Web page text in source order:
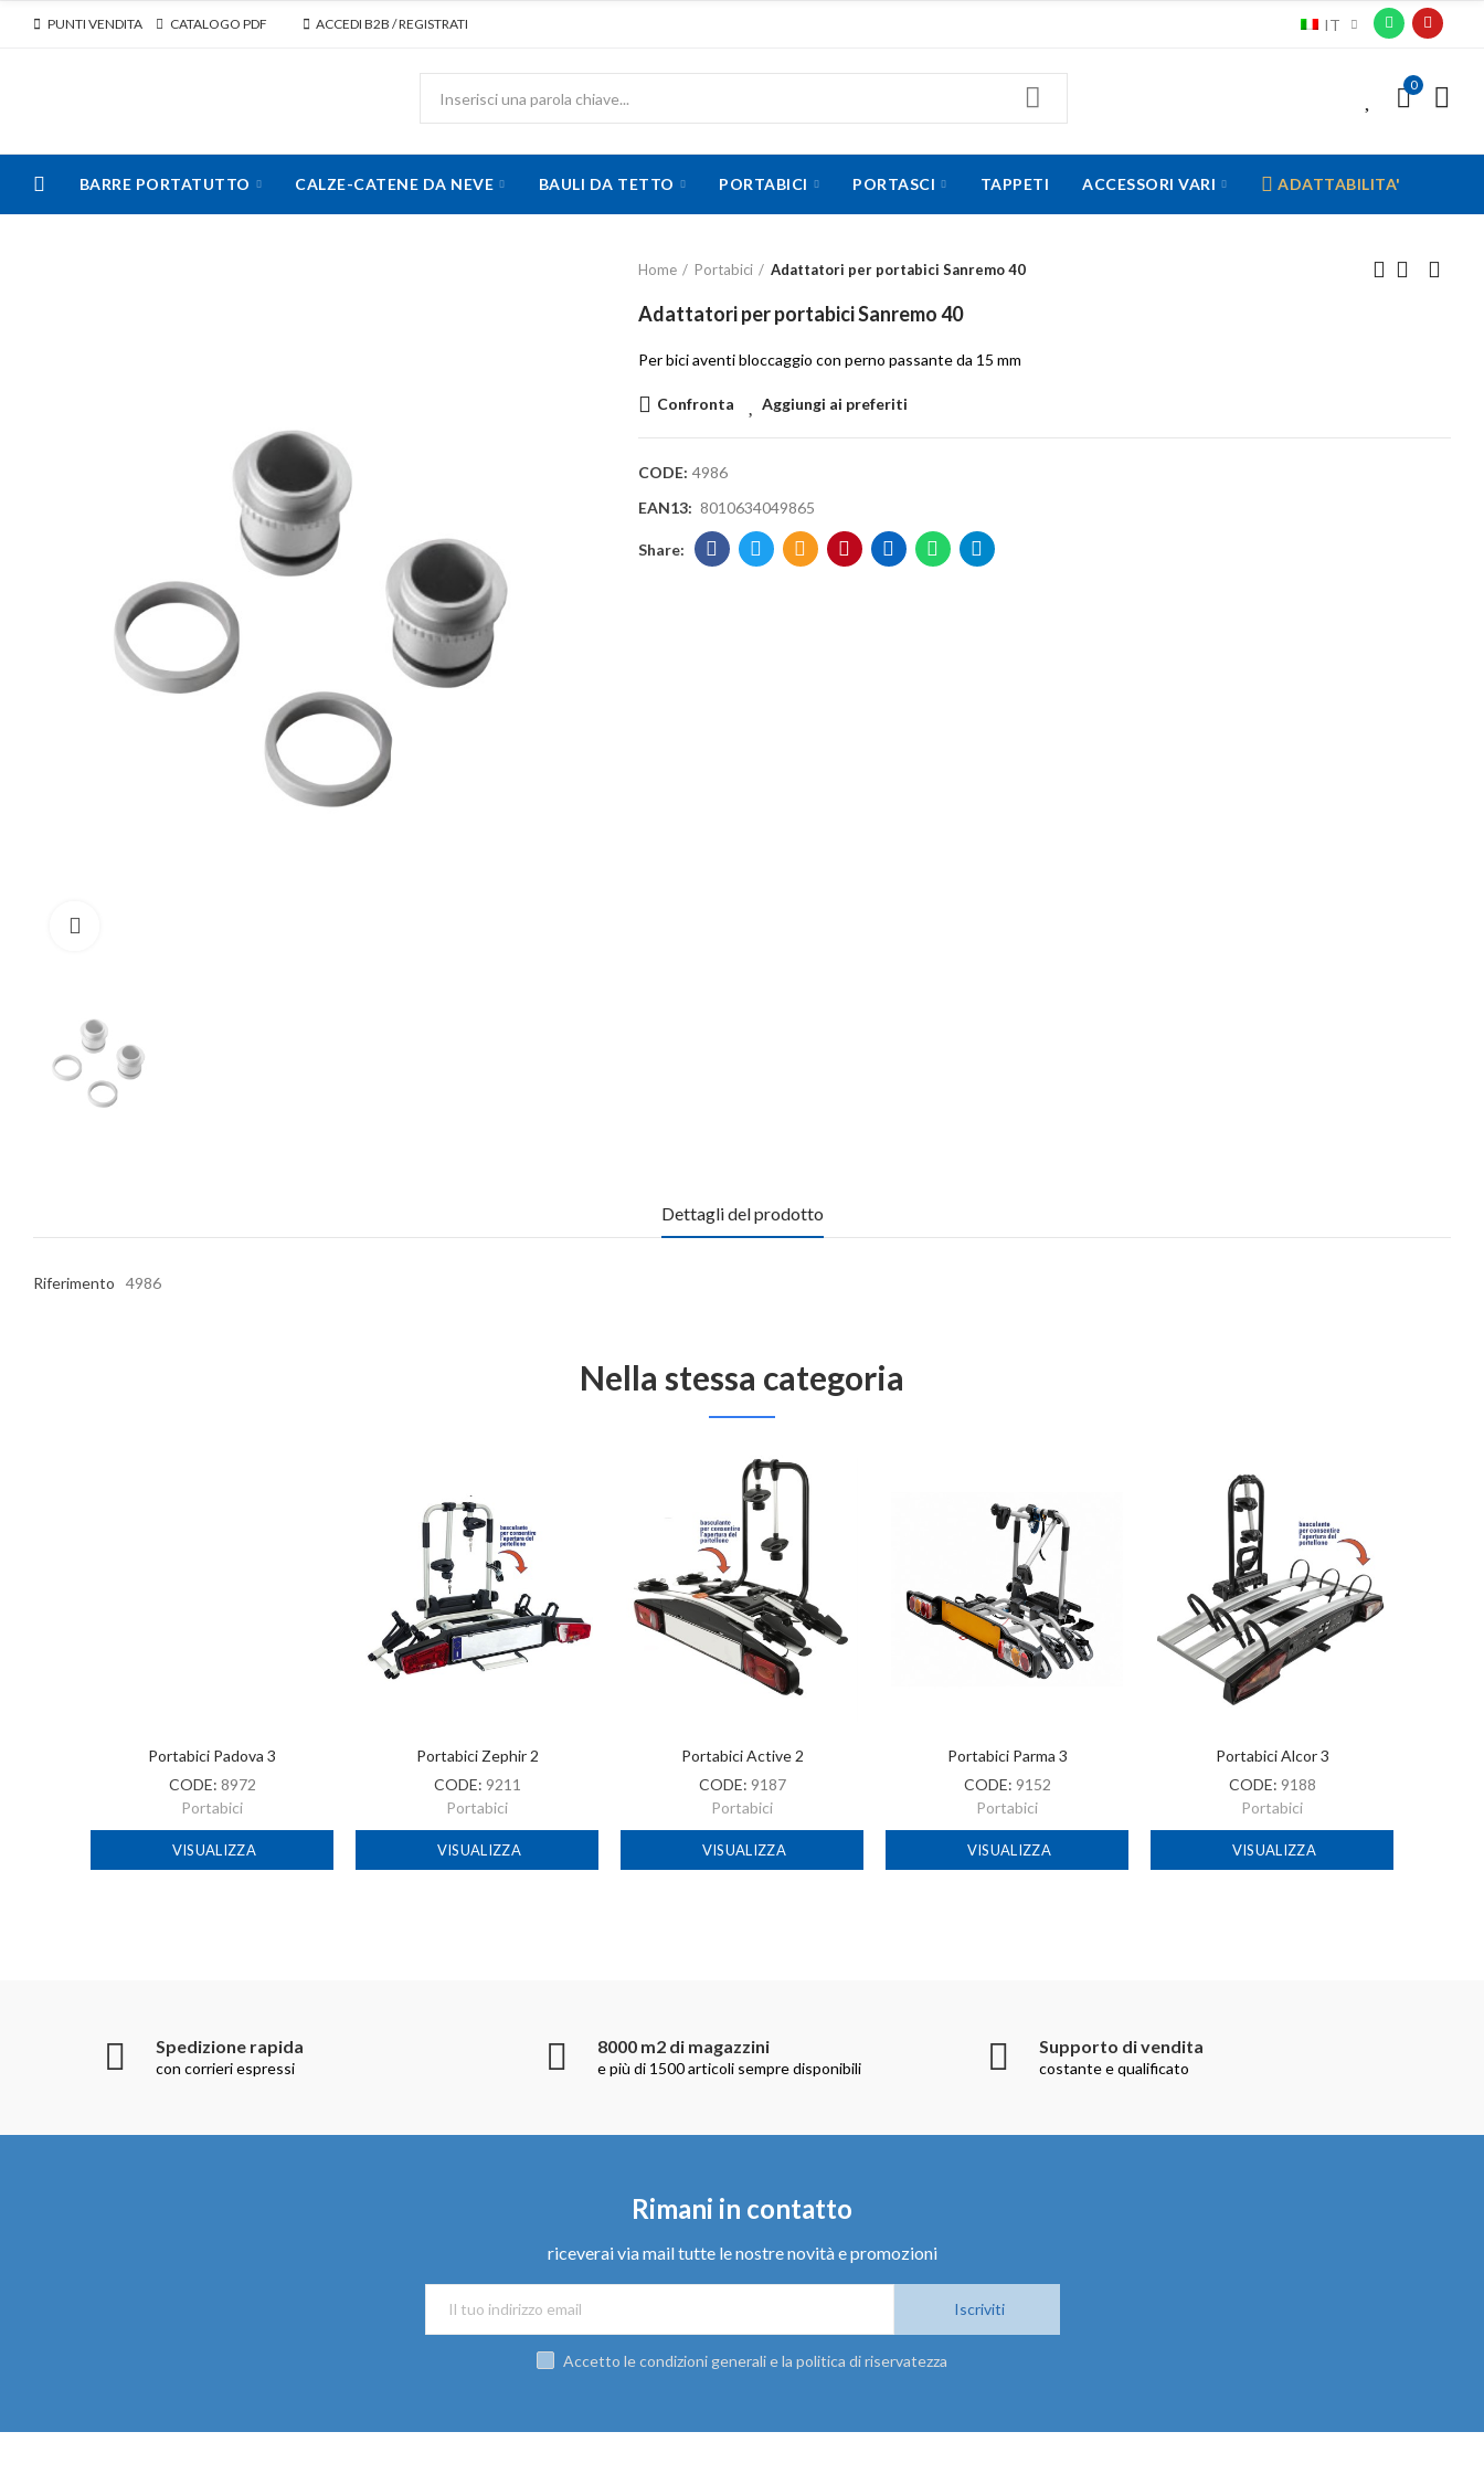
PUNTI VENDITA CATALOGO PDF ACCEDI B2B / REGISTRATI IT
0
BARRE PORTATUTTO CALZE-CATENE DA NEVE BAULI DA TETTO PORTABICI PORTASCI TAPPETI ACCESSORI VARI ADATTABILITA'
Home Portabici Adattatori per portabici Sanremo 40
Adattatori per portabici Sanremo 40
Per bici aventi bloccaggio con perno passante da 15 mm
Confronta Aggiungi ai preferiti
CODE: 4986
EAN13: 8010634049865
Dettagli del prodotto
Riferimento 4986
Nella stessa categoria
Portabici Padova 3
CODE: 8972
Portabici
VISUALIZZA
Portabici Zephir 2
CODE: 9211
Portabici
VISUALIZZA
Portabici Active 2
CODE: 9187
Portabici
VISUALIZZA
Portabici Parma 3
CODE: 9152
Portabici
VISUALIZZA
Portabici Alcor 3
CODE: 9188
Portabici
VISUALIZZA
Spedizione rapida
con corrieri espressi
8000 m2 di magazzini
e più di 1500 articoli sempre disponibili
Supporto di vendita
costante e qualificato
Rimani in contatto
riceverai via mail tutte le nostre novità e promozioni
Iscriviti
Accetto le condizioni generali e la politica di riservatezza